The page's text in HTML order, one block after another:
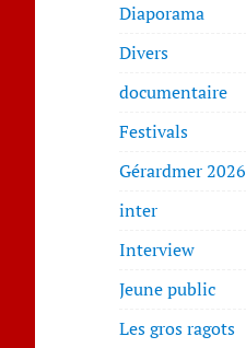
Diaporama
Divers
documentaire
Festivals
Gérardmer 2026
inter
Interview
Jeune public
Les gros ragots